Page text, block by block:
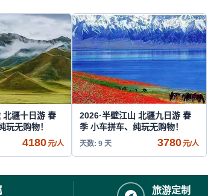
北疆十日游 春
玩无购物！
4180元/人
2026·半壁江山 北疆九日游 春
季 小车拼车、纯玩无购物！
天数: 9 天 3780元/人
旅游定制